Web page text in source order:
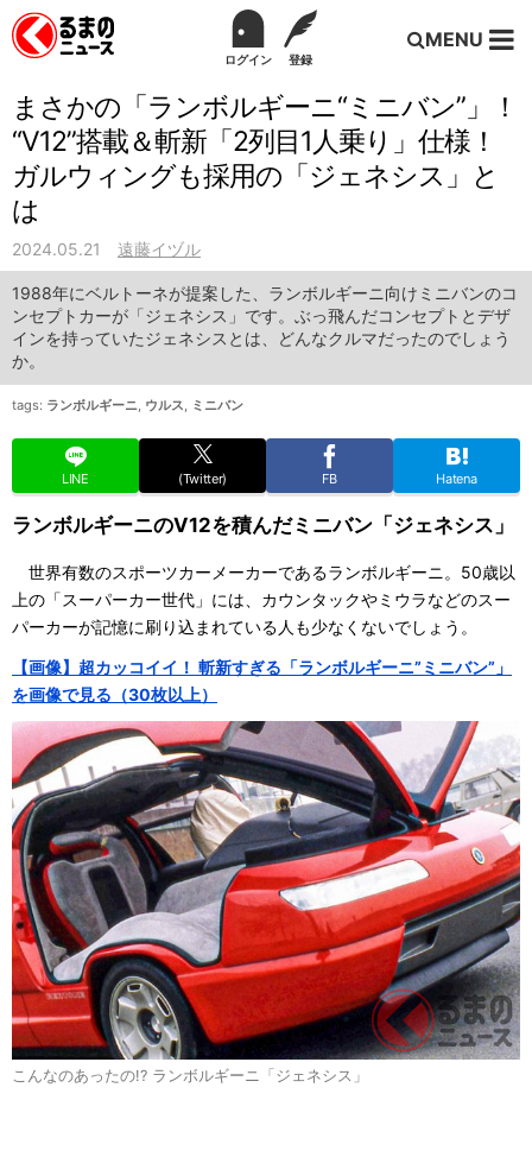
ログイン 登録
MENU
まさかの「ランボルギーニ“ミニバン”」！
“V12”搭載＆斬新「2列目1人乗り」仕様！
ガルウィングも採用の「ジェネシス」と
は
2024.05.21 遠藤イヅル
1988年にベルトーネが提案した、ランボルギーニ向けミニバンのコ
ンセプトカーが「ジェネシス」です。ぶっ飛んだコンセプトとデザ
インを持っていたジェネシスとは、どんなクルマだったのでしょう
か。
tags: ランボルギーニ, ウルス, ミニバン
LINE (Twitter) FB Hatena
ランボルギーニのV12を積んだミニバン「ジェネシス」
世界有数のスポーツカーメーカーであるランボルギーニ。50歳以
上の「スーパーカー世代」には、カウンタックやミウラなどのスー
パーカーが記憶に刷り込まれている人も少なくないでしょう。
【画像】超カッコイイ！ 斬新すぎる「ランボルギーニ”ミニバン”」
を画像で見る（30枚以上）
こんなのあったの!? ランボルギーニ「ジェネシス」